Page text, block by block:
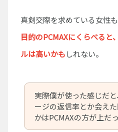
真剣交際を求めている女性も
目的のPCMAXにくらべると
ルは高いかもしれない。
実際僕が使った感じだ
ージの返信率とか会え
かはPCMAXの方が上だっ